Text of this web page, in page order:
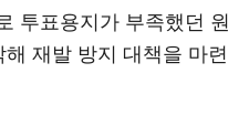
투표용지가 부족했던 원
재발 방지 대책을 마련